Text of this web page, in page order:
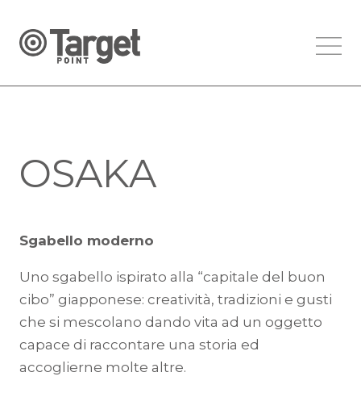
OSAKA
Sgabello moderno
Uno sgabello ispirato alla “capitale del buon
cibo” giapponese: creatività, tradizioni e gusti
che si mescolano dando vita ad un oggetto
capace di raccontare una storia ed
accoglierne molte altre.